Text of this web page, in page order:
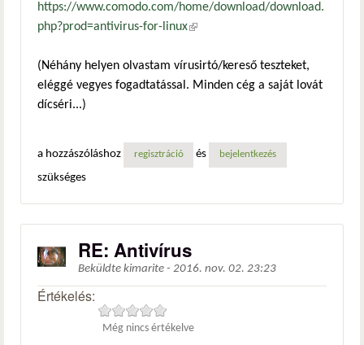
https://www.comodo.com/home/download/download.
php?prod=antivirus-for-linux(külső hivatkozás)
(Néhány helyen olvastam vírusirtó/kereső teszteket,
eléggé vegyes fogadtatással. Minden cég a saját lovát
dícséri...)
a hozzászóláshoz regisztráció és bejelentkezés
szükséges
RE: Antivírus
Beküldte kimarite - 2016. nov. 02. 23:23
Értékelés:
Még nincs értékelve